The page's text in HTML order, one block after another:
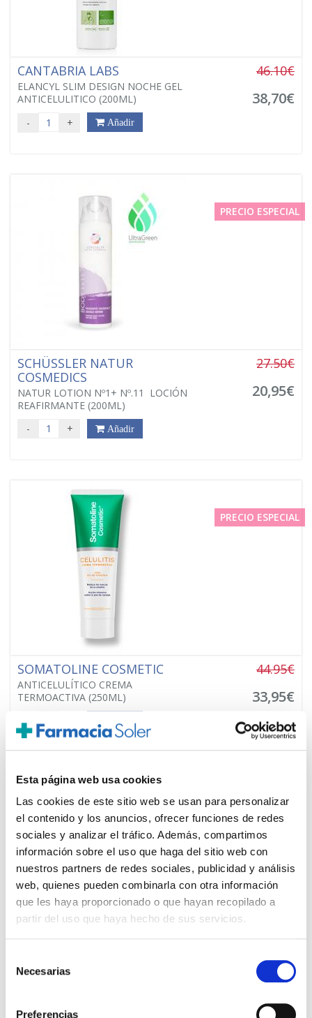
Esta página web usa cookies
Las cookies de este sitio web se usan para personalizar
el contenido y los anuncios, ofrecer funciones de redes
sociales y analizar el tráfico. Además, compartimos
información sobre el uso que haga del sitio web con
nuestros partners de redes sociales, publicidad y análisis
web, quienes pueden combinarla con otra información
que les haya proporcionado o que hayan recopilado a
partir del uso que haya hecho de sus servicios.
Necesarias
Preferencias
CANTABRIA LABS
ELANCYL SLIM DESIGN NOCHE GEL
ANTICELULITICO (200ML)
46.10€
38,70€
- + Añadir
PRECIO ESPECIAL
SCHÜSSLER NATUR
COSMEDICS
NATUR LOTION Nº1+ Nº.11 LOCIÓN
REAFIRMANTE (200ML)
27.50€
20,95€
- + Añadir
PRECIO ESPECIAL
SOMATOLINE COSMETIC
ANTICELULÍTICO CREMA
TERMOACTIVA (250ML)
44.95€
33,95€
-
(250ML)